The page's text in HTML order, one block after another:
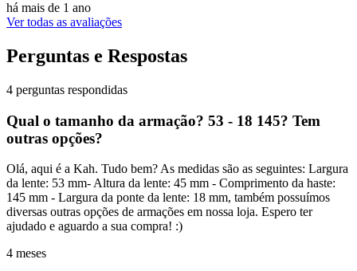
há mais de 1 ano
Ver todas as avaliações
Perguntas e Respostas
4 perguntas respondidas
Qual o tamanho da armação? 53 - 18 145? Tem
outras opções?
Olá, aqui é a Kah. Tudo bem? As medidas são as seguintes: Largura
da lente: 53 mm- Altura da lente: 45 mm - Comprimento da haste:
145 mm - Largura da ponte da lente: 18 mm, também possuímos
diversas outras opções de armações em nossa loja. Espero ter
ajudado e aguardo a sua compra! :)
4 meses